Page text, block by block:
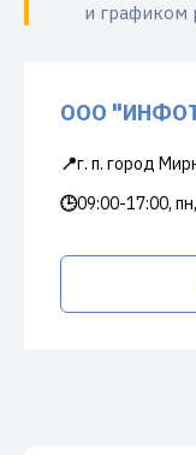
и графиком
ООО
📍г. п. город
🕒09:00-17:00,